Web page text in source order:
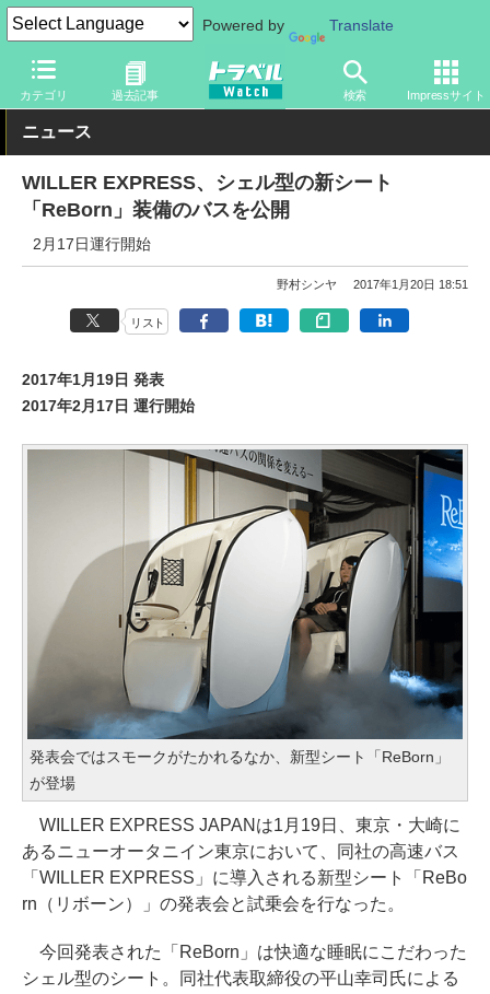
Powered by Translate
カテゴリ 過去記事 検索 Impressサイト
トラベル Watch 地域 国内旅行 京都・大阪
ニュース
WILLER EXPRESS、シェル型の新シート
「ReBorn」装備のバスを公開
2月17日運行開始
野村シンヤ 2017年1月20日 18:51
リスト
2017年1月19日 発表
2017年2月17日 運行開始
発表会ではスモークがたかれるなか、新型シート「ReBorn」
が登場
WILLER EXPRESS JAPANは1月19日、東京・大崎に
あるニューオータニイン東京において、同社の高速バス
「WILLER EXPRESS」に導入される新型シート「ReBo
rn（リボーン）」の発表会と試乗会を行なった。
今回発表された「ReBorn」は快適な睡眠にこだわった
シェル型のシート。同社代表取締役の平山幸司氏による